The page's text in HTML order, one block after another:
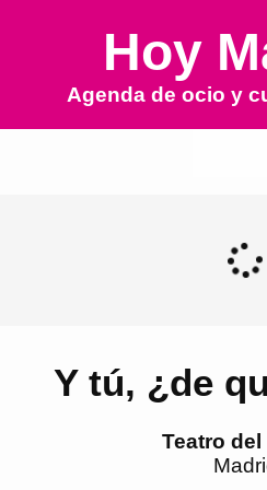
Hoy
Agenda de ocio y
Y tú, ¿de
Teatro del